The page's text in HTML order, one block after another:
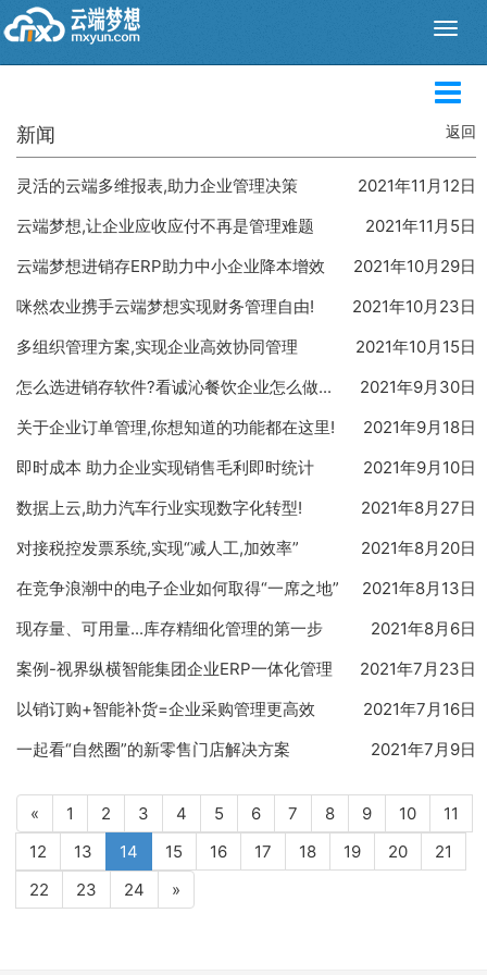
新闻 返回
2021年11月12日
灵活的云端多维报表,助力企业管理决策
2021年11月5日
云端梦想,让企业应收应付不再是管理难题
2021年10月29日
云端梦想进销存ERP助力中小企业降本增效
2021年10月23日
咪然农业携手云端梦想实现财务管理自由!
2021年10月15日
多组织管理方案,实现企业高效协同管理
2021年9月30日
怎么选进销存软件?看诚沁餐饮企业怎么做...
2021年9月18日
关于企业订单管理,你想知道的功能都在这里!
2021年9月10日
即时成本 助力企业实现销售毛利即时统计
2021年8月27日
数据上云,助力汽车行业实现数字化转型!
2021年8月20日
对接税控发票系统,实现“减人工,加效率”
2021年8月13日
在竞争浪潮中的电子企业如何取得“一席之地”
2021年8月6日
现存量、可用量...库存精细化管理的第一步
2021年7月23日
案例-视界纵横智能集团企业ERP一体化管理
2021年7月16日
以销订购+智能补货=企业采购管理更高效
2021年7月9日
一起看“自然圈”的新零售门店解决方案
« 1 2 3 4 5 6 7 8 9 10
11
12
13 14 (current)
15 16 17 18 19 20
21
22
23 24 »